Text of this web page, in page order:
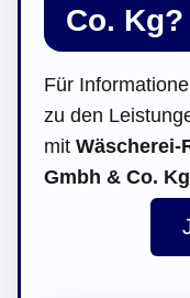
Co. Kg?
Für
zu den
mit Wäscherei-
Gmbh & Co. Kg